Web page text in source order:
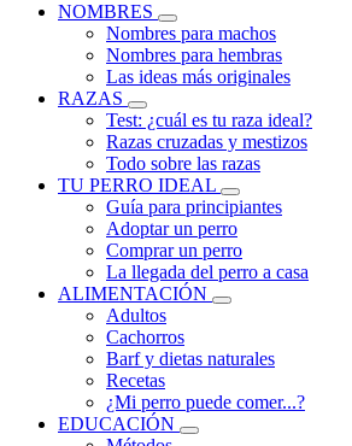
NOMBRES
Nombres para machos
Nombres para hembras
Las ideas más originales
RAZAS
Test: ¿cuál es tu raza ideal?
Razas cruzadas y mestizos
Todo sobre las razas
TU PERRO IDEAL
Guía para principiantes
Adoptar un perro
Comprar un perro
La llegada del perro a casa
ALIMENTACIÓN
Adultos
Cachorros
Barf y dietas naturales
Recetas
¿Mi perro puede comer...?
EDUCACIÓN